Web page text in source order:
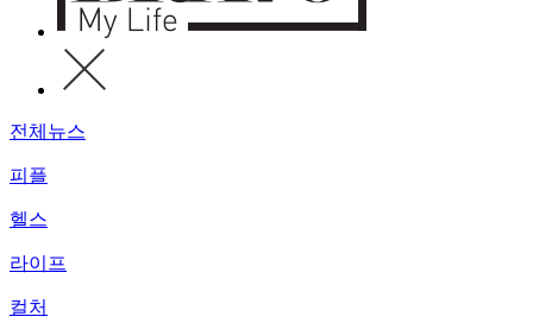
전체뉴스
피플
헬스
라이프
컬처